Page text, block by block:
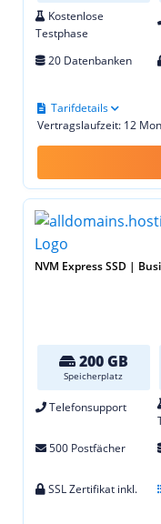
Kostenlose
Testphase
20 Datenbanken
Vertragslaufzeit: 12
Tarifdetails
NVM Express SSD |
200 GB
Speicherplatz
Telefonsupport
500 Postfächer
SSL Zertifikat inkl.